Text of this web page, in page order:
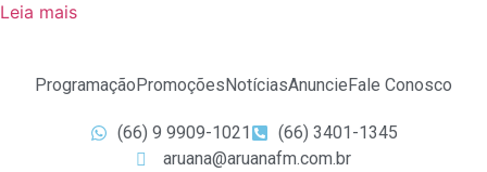
Leia mais
Programação Promoções NotíciasAnuncie Fale Conosco
(66) 9 9909-1021
(66) 3401-1345
aruana@aruanafm.com.br